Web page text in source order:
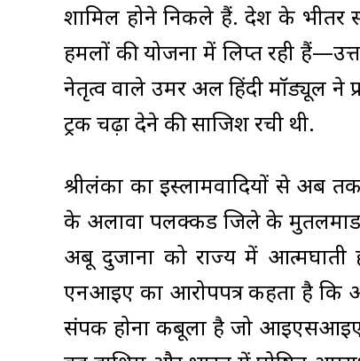
शामिल होने निकले हैं. देश के भीतर
हमलों की योजना में लिप्त रही
नेतृत्व वाले उमर अल हिंदी मॉड्यूल ने
ट्रक चढ़ा देने की साजिश रची थी.
श्रीलंका का इस्लामवादियों से अब
के अलावा पलक्कड जिले के मुतलमाडा
अबू दुजाना को राज्य में आत्मघाती
एनआइए का आरोपपत्र कहता है कि
संपर्क होना कबूला है जो